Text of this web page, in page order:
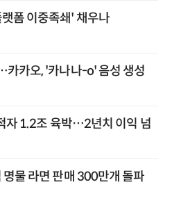
폼 이중족쇄' 채우나
카카오, '카나나-o' 음성 생성
자 1.2조 육박…2년치 이익 넘
물 라면 판매 300만개 돌파